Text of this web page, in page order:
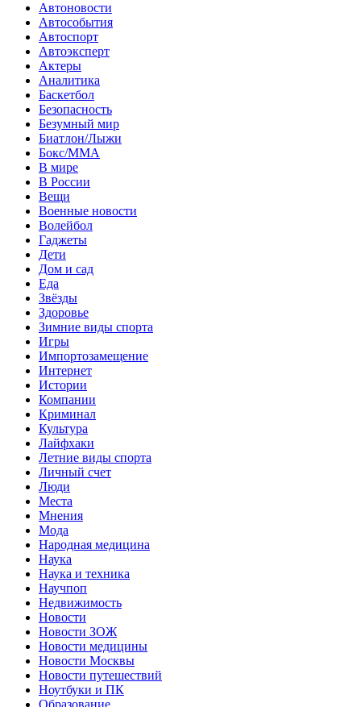
Автоновости
Автособытия
Автоспорт
Автоэксперт
Актеры
Аналитика
Баскетбол
Безопасность
Безумный мир
Биатлон/Лыжи
Бокс/MMA
В мире
В России
Вещи
Военные новости
Волейбол
Гаджеты
Дети
Дом и сад
Еда
Звёзды
Здоровье
Зимние виды спорта
Игры
Импортозамещение
Интернет
Истории
Компании
Криминал
Культура
Лайфхаки
Летние виды спорта
Личный счет
Люди
Места
Мнения
Мода
Народная медицина
Наука
Наука и техника
Научпоп
Недвижимость
Новости
Новости ЗОЖ
Новости медицины
Новости Москвы
Новости путешествий
Ноутбуки и ПК